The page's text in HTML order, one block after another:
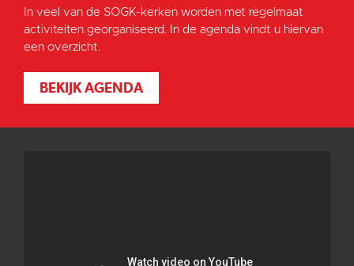
In veel van de SOGK-kerken worden met regelmaat
activiteiten georganiseerd. In de agenda vindt u hiervan
een overzicht.
BEKIJK AGENDA